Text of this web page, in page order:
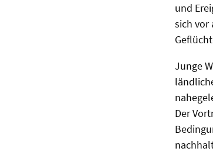
und
sich vor
Junge
Der